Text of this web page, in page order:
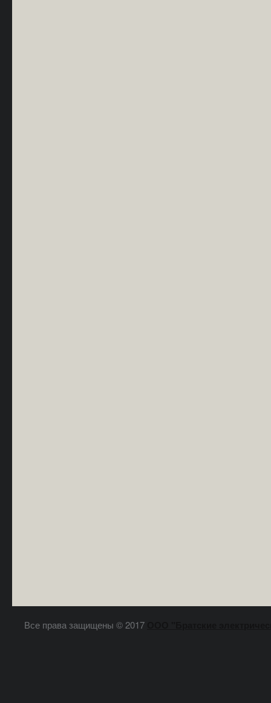
Все права защищены © 2017